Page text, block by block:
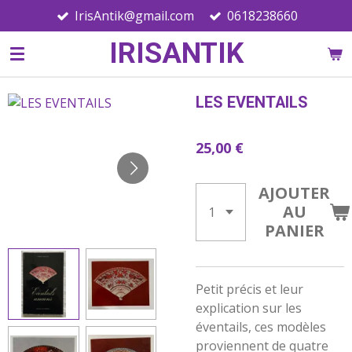
au
contenu
IRISANTIK
IrisAntik@gmail.com 0618238660
LES EVENTAILS
25,00 €
AJOUTER
AU
PANIER
Petit précis et leur
explication sur les
éventails, ces modèles
proviennent de quatre